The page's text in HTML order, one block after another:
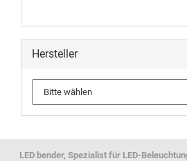
Hersteller
LED bender, Spezialist für LED-